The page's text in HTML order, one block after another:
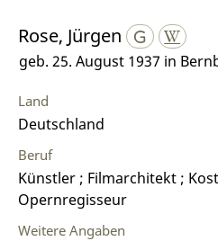
Rose, Jürgen
geb. 25. August 1937 in
Land
Deutschland
Beruf
Künstler ; Filmarchitekt ;
Opernregisseur
Weitere Angaben